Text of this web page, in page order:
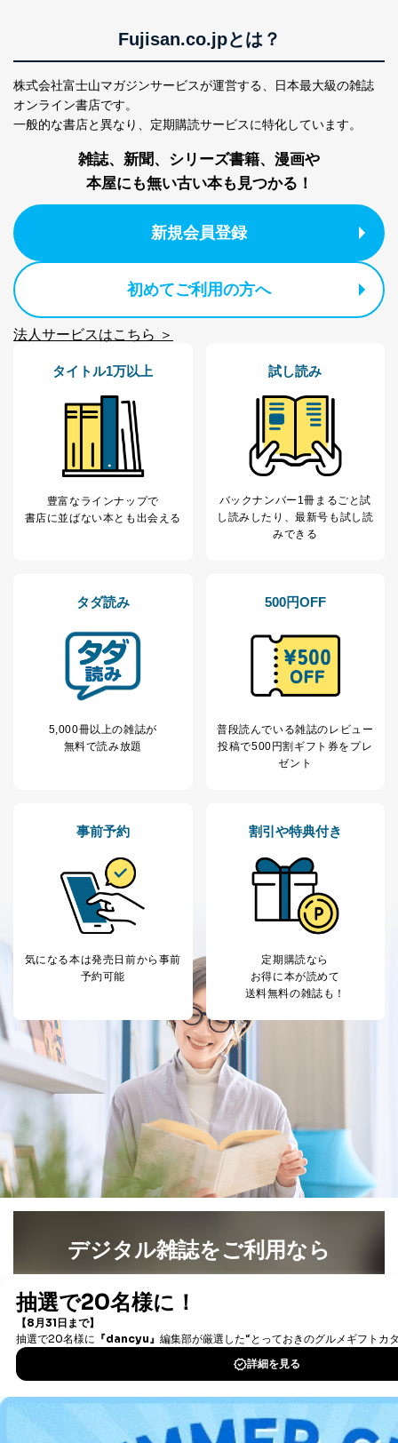
Fujisan.co.jpとは？
株式会社富士山マガジンサービスが運営する、
日本最大級の雑誌
オンライン書店です。
一般的な書店と異なり、 定期購読サービスに特化しています。
雑誌、新聞、シリーズ書籍、漫画や
本屋にも無い古い本も見つかる！
新規会員登録
初めてご利用の方へ
法人サービスはこちら ＞
タイトル1万以上
豊富なラインナップで
書店に並ばない本とも出会える
試し読み
バックナンバー1冊まるごと試
し読み したり、最新号も試し読
みできる
タダ読み
5,000冊以上の雑誌が
無料で読み放題
500円OFF
普段読んでいる雑誌のレビュー
投稿で500円割ギフト券をプレ
ゼント
事前予約
気になる本は発売日前から事前
予約可能
割引や特典付き
定期購読なら
お得に本が読めて
送料無料の雑誌も！
デジタル雑誌をご利用なら
書籍）が無料で読み放題！
DOWNLOAD FOR IOS
DOWNLOAD FOR ANDROID